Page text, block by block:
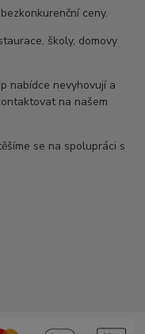
ceny.
školy, domovy
nabídce nevyhovují a
na našem
se na spolupráci s